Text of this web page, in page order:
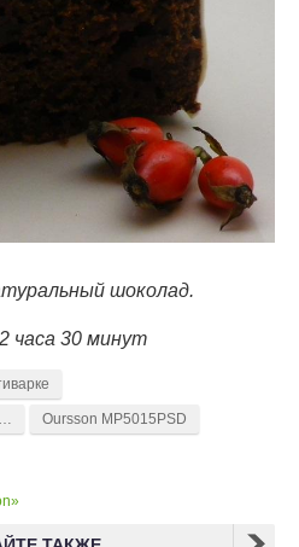
шоколад.
часа 30 минут
вишневый шоколадный торт Oursson MP5015PSD